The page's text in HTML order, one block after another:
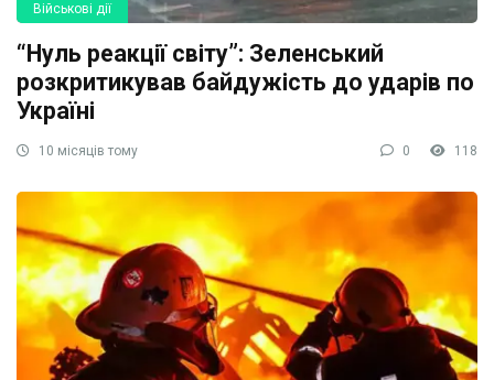
Військові дії
“Нуль реакції світу”: Зеленський
розкритикував байдужість до ударів по
Україні
10 місяців тому 0 118